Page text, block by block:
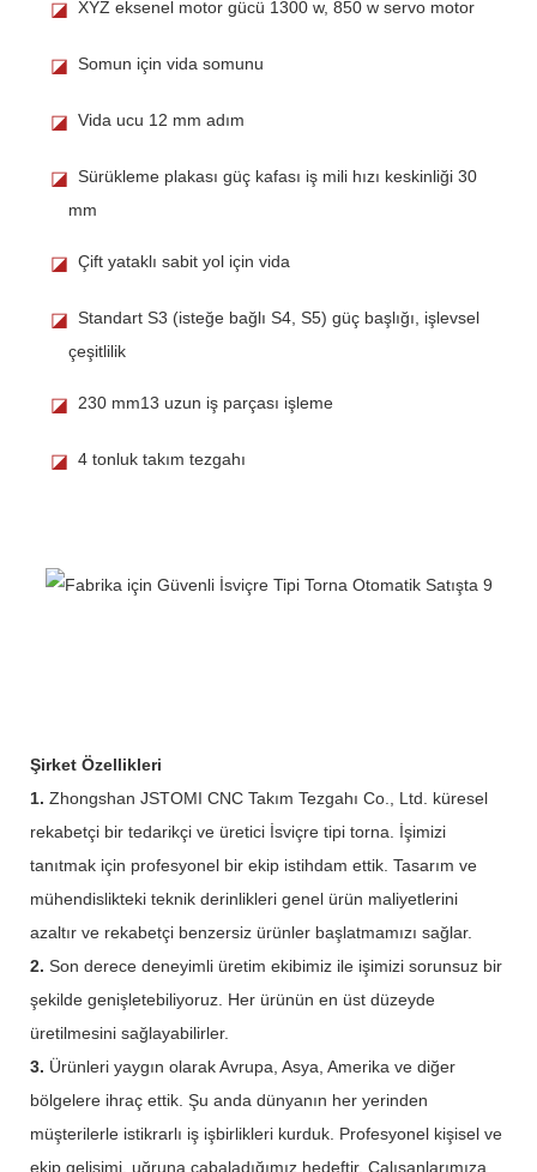
◪ XYZ eksenel motor gücü 1300 w, 850 w servo motor
◪ Somun için vida somunu
◪ Vida ucu 12 mm adım
◪ Sürükleme plakası güç kafası iş mili hızı keskinliği 30
mm
◪ Çift yataklı sabit yol için vida
◪ Standart S3 (isteğe bağlı S4, S5) güç başlığı, işlevsel
çeşitlilik
◪ 230 mm13 uzun iş parçası işleme
◪ 4 tonluk takım tezgahı
Şirket Özellikleri
1. Zhongshan JSTOMI CNC Takım Tezgahı Co., Ltd. küresel
rekabetçi bir tedarikçi ve üretici İsviçre tipi torna. İşimizi
tanıtmak için profesyonel bir ekip istihdam ettik. Tasarım ve
mühendislikteki teknik derinlikleri genel ürün maliyetlerini
azaltır ve rekabetçi benzersiz ürünler başlatmamızı sağlar.
2. Son derece deneyimli üretim ekibimiz ile işimizi sorunsuz bir
şekilde genişletebiliyoruz. Her ürünün en üst düzeyde
üretilmesini sağlayabilirler.
3. Ürünleri yaygın olarak Avrupa, Asya, Amerika ve diğer
bölgelere ihraç ettik. Şu anda dünyanın her yerinden
müşterilerle istikrarlı iş işbirlikleri kurduk. Profesyonel kişisel ve
ekip gelişimi, uğruna çabaladığımız hedeftir. Çalışanlarımıza